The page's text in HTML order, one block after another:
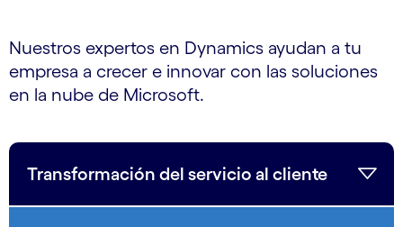
Nuestros expertos en Dynamics ayudan a tu
empresa a crecer e innovar con las soluciones
en la nube de Microsoft.
Transformación del servicio al cliente